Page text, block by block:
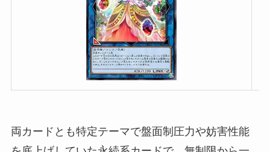
両カードとも特定テーマで盤面制圧力や妨害性能